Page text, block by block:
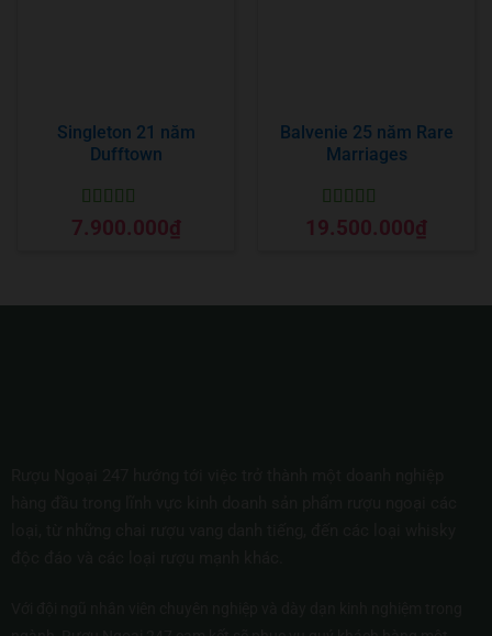
Singleton 21 năm
Dufftown
Được xếp
hạng55 sao
7.900.000₫
Balvenie 25 năm Rare
Marriages
Được xếp
hạng 5 5 sao
19.500.000₫